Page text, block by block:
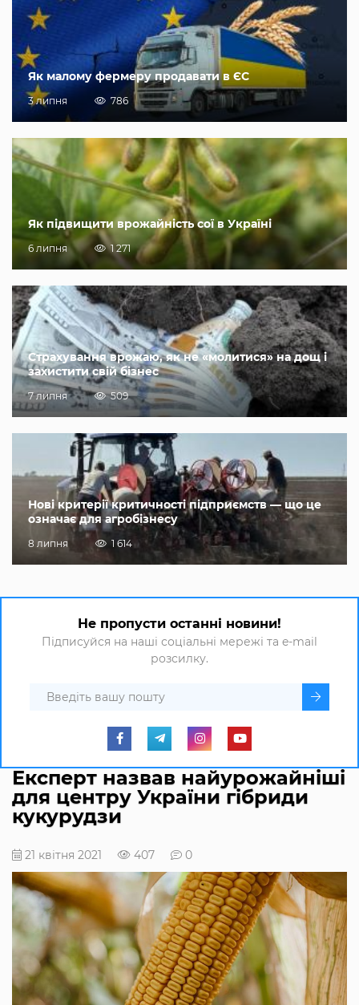
Як малому фермеру продавати в ЄС
3 липня 786
Як підвищити врожайність сої в Україні
6 липня 1 271
Страхування врожаю, як не «молитися» на дощ і
захистити свій бізнес
7 липня 509
Нові критерії критичності підприємств — що це
означає для агробізнесу
8 липня 1 614
Не пропусти останні новини!
Підписуйся на наші соціальні мережі та e-mail
розсилку.
Експерт назвав найурожайніші
для центру України гібриди
кукурудзи
21 квітня 2021 407 0